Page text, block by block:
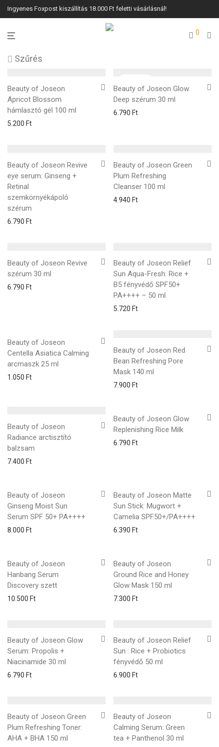
Ingyenes Foxpost kiszállítás 18.000 Ft feletti vásárlásnál!
0
Szűrés
Beauty of Joseon
Apricot Blossom
hámlasztó gél 100 ml
5.200 Ft
Beauty of Joseon Glow
Deep szérum 30 ml
6.790 Ft
Beauty of Joseon Revive
eye serum: Ginseng +
Retinal
szemkörnyékápoló
szérum
6.790 Ft
Beauty of Joseon Green
Plum Refreshing
Cleanser 100 ml
4.940 Ft
Beauty of Joseon Revive
szérum 30 ml
6.790 Ft
Beauty of Joseon Relief
Sun Aqua-Fresh: Rice +
B5 fényvédő SPF50+
PA++++ – 50 ml
5.720 Ft
Beauty of Joseon
Centella Asiatica Calming
arcmaszk 25 ml
1.050 Ft
Beauty of Joseon Red
Bean Refreshing Pore
Mask 140 ml
7.900 Ft
Beauty of Joseon
Radiance arctisztító
balzsam
7.400 Ft
Beauty of Joseon Glow
Replenishing Rice Milk
6.790 Ft
Beauty of Joseon
Ginseng Moist Sun
Serum SPF 50+ PA++++
8.000 Ft
Beauty of Joseon Matte
Sun Stick: Mugwort +
Camelia SPF50+/PA++++
6.390 Ft
Beauty of Joseon
Hanbang Serum
Discovery szett
10.500 Ft
Beauty of Joseon
Ground Rice and Honey
Glow Mask 150 ml
7.300 Ft
Beauty of Joseon Glow
Serum: Propolis +
Niacinamide 30 ml
6.790 Ft
Beauty of Joseon Relief
Sun : Rice + Probiotics
fényvédő 50 ml
6.900 Ft
Beauty of Joseon Green
Plum Refreshing Toner:
AHA + BHA 150 ml
Beauty of Joseon
Calming Serum: Green
tea + Panthenol 30 ml